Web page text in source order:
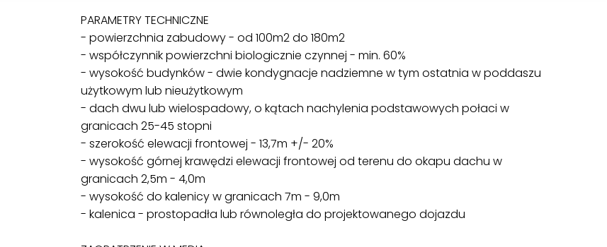
PARAMETRY TECHNICZNE
- powierzchnia zabudowy - od 100m2 do 180m2
- współczynnik powierzchni biologicznie czynnej - min. 60%
- wysokość budynków - dwie kondygnacje nadziemne w tym ostatnia w poddaszu
użytkowym lub nieużytkowym
- dach dwu lub wielospadowy, o kątach nachylenia podstawowych połaci w
granicach 25-45 stopni
- szerokość elewacji frontowej - 13,7m +/- 20%
- wysokość górnej krawędzi elewacji frontowej od terenu do okapu dachu w
granicach 2,5m - 4,0m
- wysokość do kalenicy w granicach 7m - 9,0m
- kalenica - prostopadła lub równoległa do projektowanego dojazdu